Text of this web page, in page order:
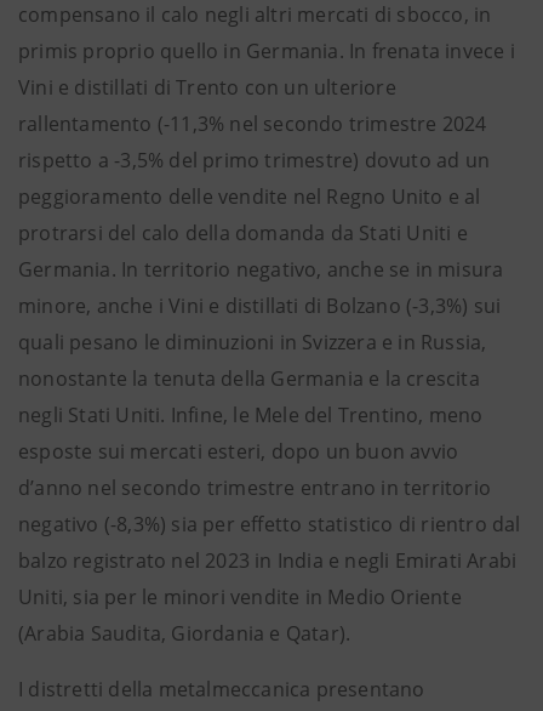
compensano il calo negli altri mercati di sbocco, in
primis proprio quello in Germania. In frenata invece i
Vini e distillati di Trento con un ulteriore
rallentamento (-11,3% nel secondo trimestre 2024
rispetto a -3,5% del primo trimestre) dovuto ad un
peggioramento delle vendite nel Regno Unito e al
protrarsi del calo della domanda da Stati Uniti e
Germania. In territorio negativo, anche se in misura
minore, anche i Vini e distillati di Bolzano (-3,3%) sui
quali pesano le diminuzioni in Svizzera e in Russia,
nonostante la tenuta della Germania e la crescita
negli Stati Uniti. Infine, le Mele del Trentino, meno
esposte sui mercati esteri, dopo un buon avvio
d’anno nel secondo trimestre entrano in territorio
negativo (-8,3%) sia per effetto statistico di rientro dal
balzo registrato nel 2023 in India e negli Emirati Arabi
Uniti, sia per le minori vendite in Medio Oriente
(Arabia Saudita, Giordania e Qatar).
I distretti della metalmeccanica presentano